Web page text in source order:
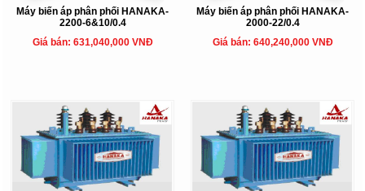
Máy biến áp phân phối HANAKA-
2200-6&10/0.4
Giá bán: 631,040,000 VNĐ
Máy biến áp phân phối HANAKA-
2000-22/0.4
Giá bán: 640,240,000 VNĐ